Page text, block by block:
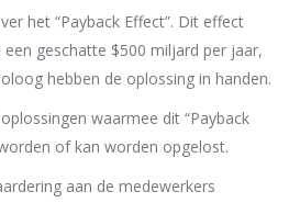
het “Payback Effect”. Dit effect
geschatte $500 miljard per jaar,
hebben de oplossing in handen.
waarmee dit “Payback
of kan worden opgelost.
aan de medewerkers